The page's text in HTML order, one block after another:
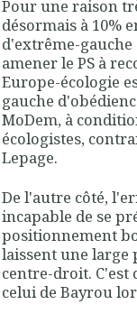
Pour une raison
désormais à 10%
d'extrême-gauche
amener le PS à
Europe-écologie
gauche
MoDem, à
écologistes,
Lepage.
De l'autre côté,
incapable de se
positionnement
laissent une large
centre-droit. C'est
celui de Bayrou